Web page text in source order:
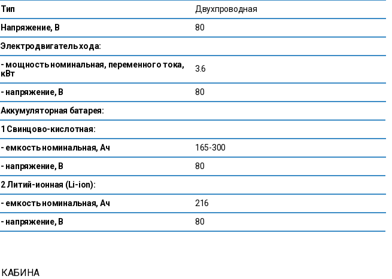
Тип
Двухпроводная
Напряжение, В
80
Электродвигатель хода:
- мощность номинальная, переменного тока,
кВт
3.6
- напряжение, В
80
Аккумуляторная батарея:
1 Свинцово-кислотная:
- емкость номинальная, Ач
165-300
- напряжение, В
80
2 Литий-ионная (Li-ion):
- емкость номинальная, Ач
216
- напряжение, В
80
КАБИНА